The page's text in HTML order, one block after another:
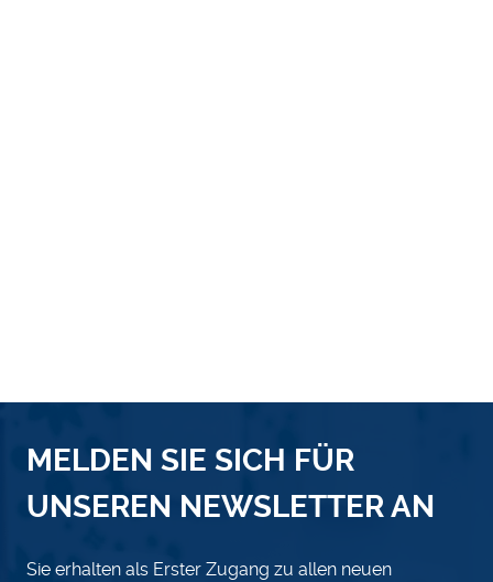
MELDEN SIE SICH FÜR
UNSEREN NEWSLETTER AN
Sie erhalten als Erster Zugang zu allen neuen